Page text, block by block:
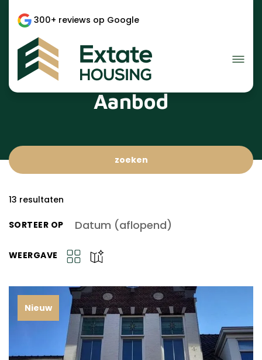
300+ reviews op Google
Aanbod
zoeken
13 resultaten
SORTEER OP Datum (aflopend)
WEERGAVE
Nieuw